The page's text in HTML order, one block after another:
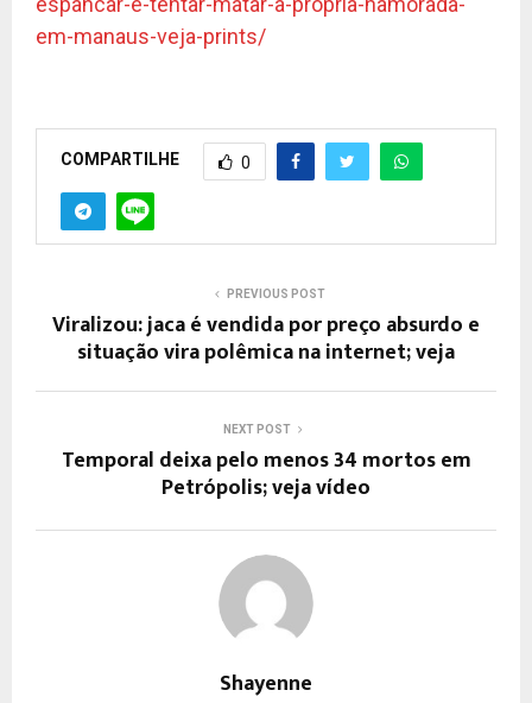
em-manaus-veja-prints/
COMPARTILHE 0
PREVIOUS POST
Viralizou: jaca é vendida por preço absurdo e
situação vira polêmica na internet; veja
NEXT POST
Temporal deixa pelo menos 34 mortos em
Petrópolis; veja vídeo
Shayenne